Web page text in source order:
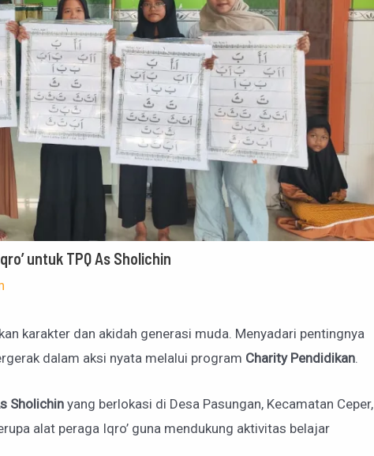
untuk TPQ As Sholichin
karakter dan akidah generasi muda. Menyadari pentingnya
dalam aksi nyata melalui program Charity Pendidikan.
Sholichinyang berlokasi di Desa Pasungan, Kecamatan Ceper,
alat peraga Iqro’ guna mendukung aktivitas belajar